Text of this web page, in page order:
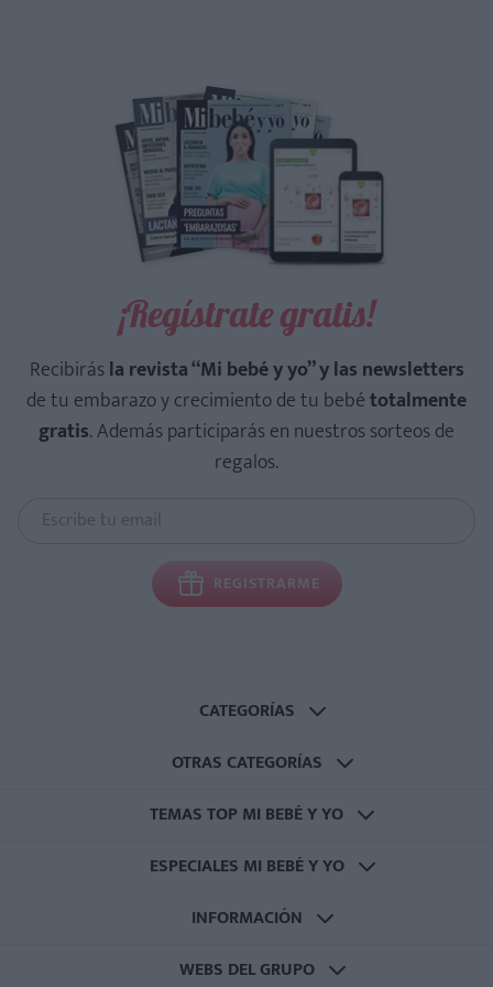
¡Regístrate gratis!
Recibirásla revista “Mi bebé y yo” y las newsletters
de tu embarazo y crecimiento de tu bebétotalmente
gratis. Además participarás en nuestros sorteos de
regalos.
REGISTRARME
CATEGORÍAS
OTRAS CATEGORÍAS
TEMAS TOP MI BEBÉ Y YO
ESPECIALES MI BEBÉ Y YO
INFORMACIÓN
WEBS DEL GRUPO